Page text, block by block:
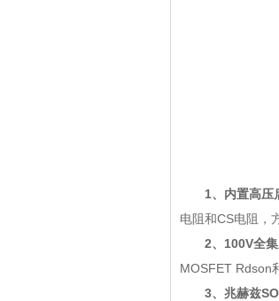
1、内置高压
电阻和CS电阻
2、100V全
MOSFET
3、兆赫兹